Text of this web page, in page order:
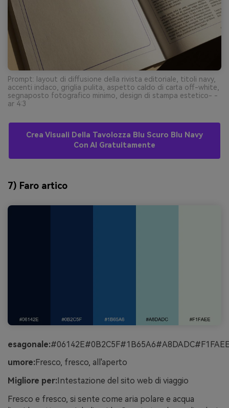
Prompt: layout di diffusione della rivista editoriale, titoli navy,
accenti indaco, griglia pulita, aspetto caldo di carta off-white,
segnaposto fotografico minimo, design di stampa estetico- -
ar 4:3
Crea Visuali Della Tavolozza Blu Scuro Blu Navy
Con AI Gratuitamente
7) Faro artico
esagonale:
umore:Fresco, fresco, all'aperto
Migliore per: Intestazione del sito web di viaggio
Fresco e fresco, si sente come aria polare e acqua